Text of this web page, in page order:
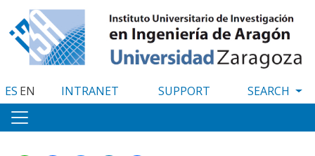
to
main
content
ES EN INTRANET SUPPORT